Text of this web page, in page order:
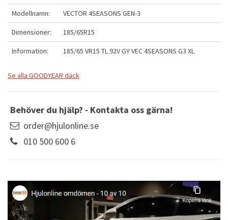
Modellnamn: VECTOR 4SEASONS GEN-3
Dimensioner: 185/65R15
Information: 185/65 VR15 TL 92V GY VEC 4SEASONS G3 XL
Se alla GOODYEAR däck
Behöver du hjälp? - Kontakta oss gärna!
order@hjulonline.se
010 500 600 6